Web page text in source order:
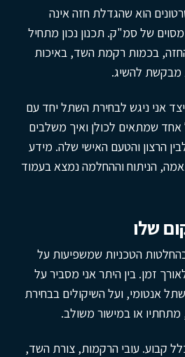
הוא שהגדלת חזה אינה
של סמ"ק. תכנון נכון מתחיל
בכמות רקמת השד, באיכות
מבקשת להשיג.
אני ניגש לבחירת השתל יחד עם
שמתאים לכולן ואיך משלבים
הרצון והטעם האישי שלה. מידע
הניתוח וההחלמה נמצא בעמוד
שלו
הטכניות שמשפיעות על
זמן. בין היתר אני מסביר על
אנטומי, ועל השיקולים בבחירת
או במישור משולב.
קבוע. עובי הרקמות, צורת השד,